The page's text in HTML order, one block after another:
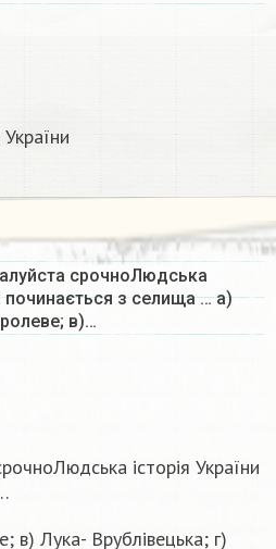
срочноЛюдська
починається з селища … а)
в)…
історія України
в) Лука- Врублівецька; г)